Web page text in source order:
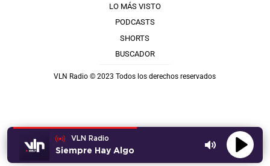
VLN Radio
Siempre Hay Algo
LO MÁS VISTO
PODCASTS
SHORTS
BUSCADOR
VLN Radio © 2023 Todos los derechos reservados